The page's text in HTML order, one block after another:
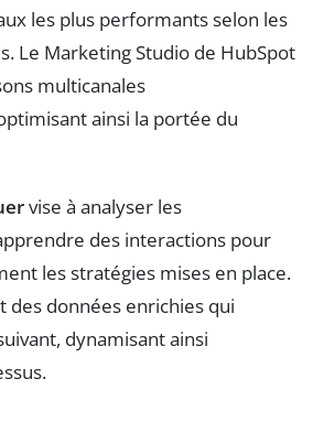
les plus performants selon les
Le Marketing Studio de HubSpot
multicanales
ainsi la portée du
vise à analyser les
des interactions pour
les stratégies mises en place.
des données enrichies qui
dynamisant ainsi